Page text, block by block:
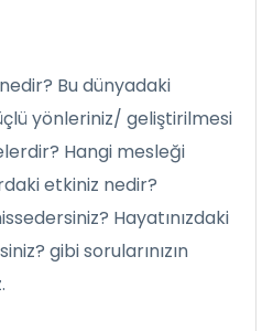
Bu dünyadaki
yönleriniz/ geliştirilmesi
Hangi mesleği
etkiniz nedir?
Hayatınızdaki
gibi sorularınızın